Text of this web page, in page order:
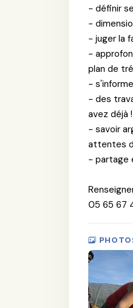
- définir
-
- juger la
-
plan de
-
- des
avez déjà
- savoir
attentes
- partage
05 65 67